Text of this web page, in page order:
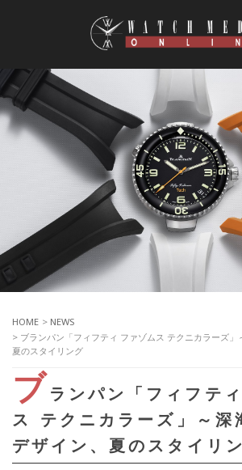
HOME > NEWS
> ブランパン「フィフティ ファゾムス テクニカラーズ」
夏のスタイリング
ブ ランパン「フィフテ
ス テクニカラーズ」～深
デザイン、夏のスタイリ